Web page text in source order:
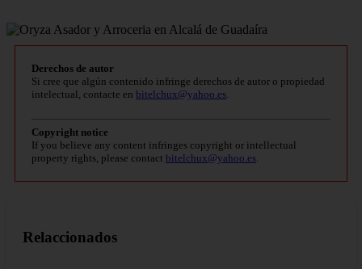
Derechos de autor
Si cree que algún contenido infringe derechos de autor o propiedad
intelectual, contacte en bitelchux@yahoo.es
Copyright notice
If you believe any content infringes copyright or intellectual
property rights, please contact bitelchux@yahoo.es
Relaccionados